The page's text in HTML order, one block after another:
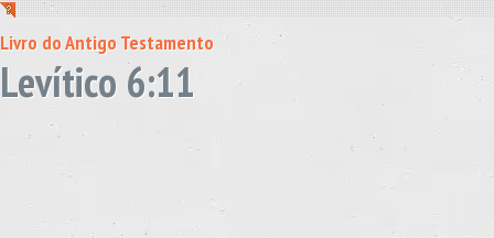
Livro do Antigo Testamento
Levítico 6:11